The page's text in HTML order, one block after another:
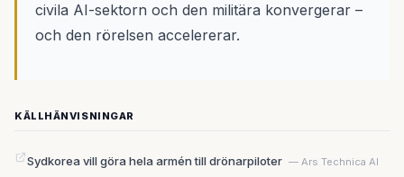
civila AI-sektorn och den militära konvergerar –
och den rörelsen accelererar.
KÄLLHÄNVISNINGAR
Sydkorea vill göra hela armén till drönarpiloter — Ars Technica AI